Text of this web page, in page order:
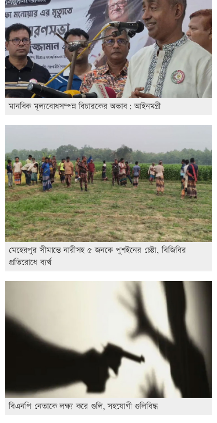
মানবিক মূল্যবোধসম্পন্ন বিচারকের অভাব: আইনমন্ত্রী
মেহেরপুর সীমান্তে নারীসহ ৫ জনকে পুশইনের চেষ্টা, বিজিবির
প্রতিরোধে ব্যর্থ
বিএনপি নেতাকে লক্ষ্য করে গুলি, সহযোগী গুলিবিদ্ধ